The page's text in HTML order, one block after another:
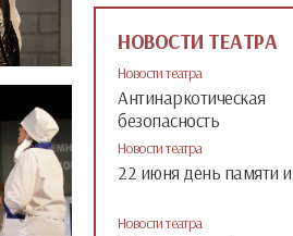
НОВОСТИ ТЕАТРА
Новости театра
Антинаркотическая
безопасность
Новости театра
22 июня день памяти и
Мероприятие фестиваля